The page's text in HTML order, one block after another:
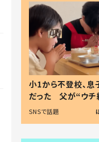
小1から不登校、息
だった 父が“ウチ
る理由とは #令和
SNSで話題